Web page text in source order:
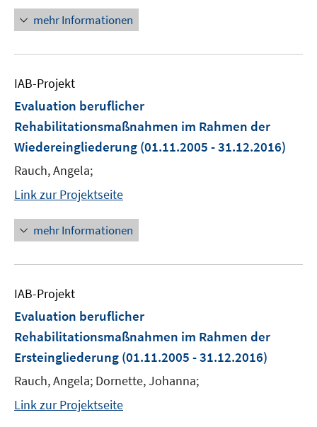
mehr Informationen
IAB-Projekt
Evaluation beruflicher
Rehabilitationsmaßnahmen im Rahmen der
Wiedereingliederung (01.11.2005 - 31.12.2016)
Rauch, Angela;
Link zur Projektseite
mehr Informationen
IAB-Projekt
Evaluation beruflicher
Rehabilitationsmaßnahmen im Rahmen der
Ersteingliederung (01.11.2005 - 31.12.2016)
Rauch, Angela; Dornette, Johanna;
Link zur Projektseite